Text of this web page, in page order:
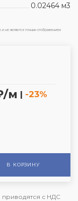
0.02464 м3
и не являются точным отображением
м | -23%
В КОРЗИНУ
приводятся с НДС